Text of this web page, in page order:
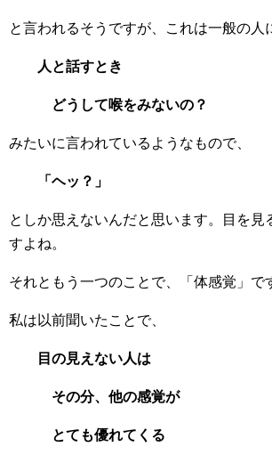
と言われるそうですが、これは一般の人
人と話すとき
どうして喉をみないの？
みたいに言われているようなもので、
「ヘッ？」
としか思えないんだと思います。目を見
すよね。
それともう一つのことで、「体感覚」で
私は以前聞いたことで、
目の見えない人は
その分、他の感覚が
とても優れてくる